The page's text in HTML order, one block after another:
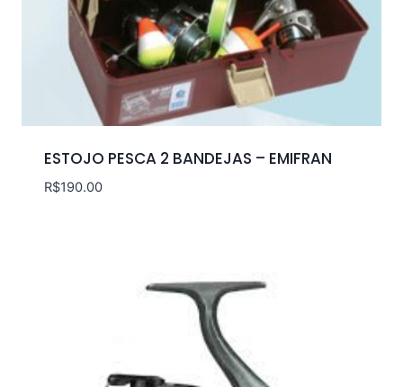
ESTOJO PESCA 2 BANDEJAS – EMIFRAN
R$190.00